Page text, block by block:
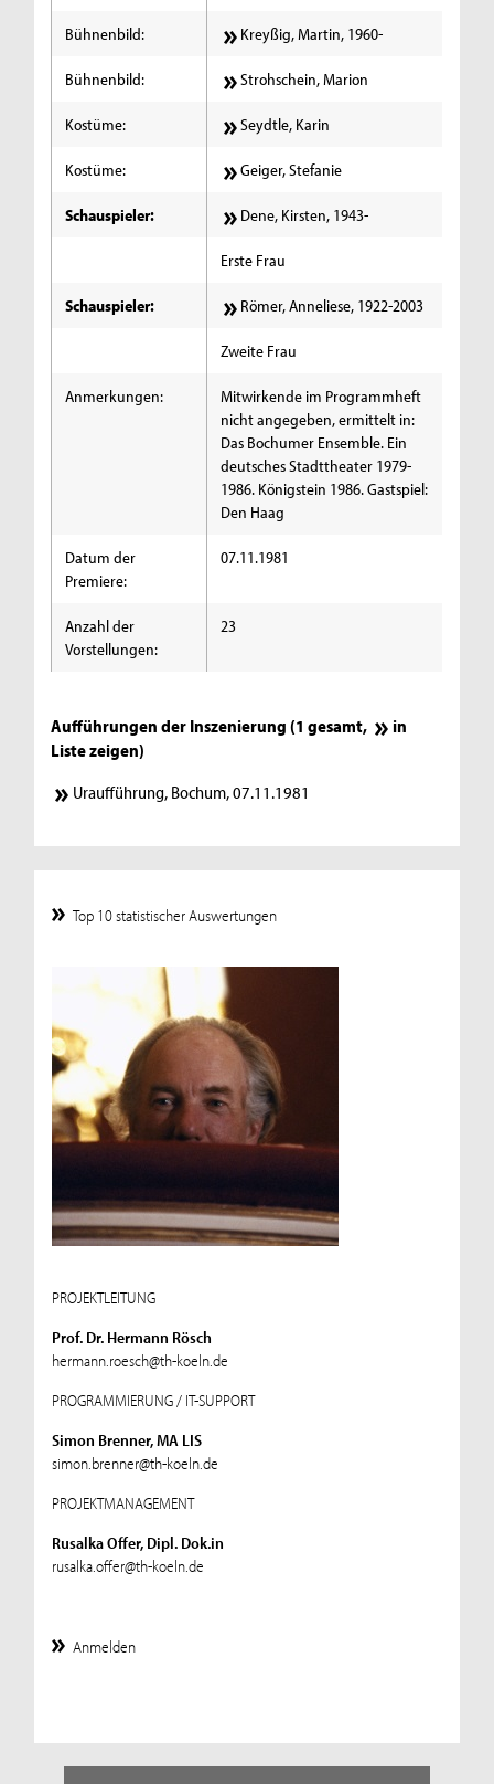
Bühnenbild: Kreyßig, Martin, 1960-
Bühnenbild: Strohschein, Marion
Kostüme: Seydtle, Karin
Kostüme: Geiger, Stefanie
Schauspieler: Dene, Kirsten, 1943-
Erste Frau
Schauspieler: Römer, Anneliese, 1922-2003
Zweite Frau
Anmerkungen:
Mitwirkende im Programmheft
nicht angegeben, ermittelt in:
Das Bochumer Ensemble. Ein
deutsches Stadttheater 1979-
1986. Königstein 1986. Gastspiel:
Den Haag
Datum der
Premiere:
07.11.1981
Anzahl der
Vorstellungen:
23
Aufführungen der Inszenierung (1 gesamt,
in
Liste zeigen)
Uraufführung, Bochum, 07.11.1981
Top 10 statistischer Auswertungen
PROJEKTLEITUNG
Prof. Dr. Hermann Rösch
hermann.roesch@th-koeln.de
PROGRAMMIERUNG / IT-SUPPORT
Simon Brenner, MA LIS
simon.brenner@th-koeln.de
PROJEKTMANAGEMENT
Rusalka Offer, Dipl. Dok.in
rusalka.offer@th-koeln.de
Anmelden